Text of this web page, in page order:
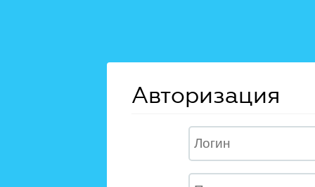
Авторизация